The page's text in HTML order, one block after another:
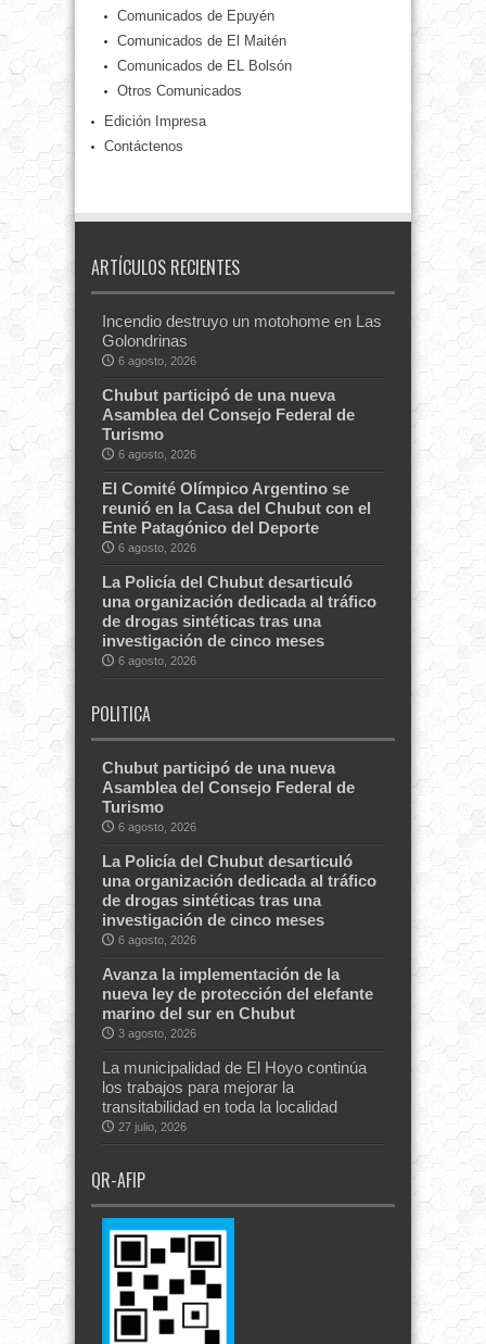
Comunicados de Epuyén
Comunicados de El Maitén
Comunicados de EL Bolsón
Otros Comunicados
Edición Impresa
Contáctenos
ARTÍCULOS RECIENTES
Incendio destruyo un motohome en Las
Golondrinas
6 agosto, 2026
Chubut participó de una nueva
Asamblea del Consejo Federal de
Turismo
6 agosto, 2026
El Comité Olímpico Argentino se
reunió en la Casa del Chubut con el
Ente Patagónico del Deporte
6 agosto, 2026
La Policía del Chubut desarticuló
una organización dedicada al tráfico
de drogas sintéticas tras una
investigación de cinco meses
6 agosto, 2026
POLITICA
Chubut participó de una nueva
Asamblea del Consejo Federal de
Turismo
6 agosto, 2026
La Policía del Chubut desarticuló
una organización dedicada al tráfico
de drogas sintéticas tras una
investigación de cinco meses
6 agosto, 2026
Avanza la implementación de la
nueva ley de protección del elefante
marino del sur en Chubut
3 agosto, 2026
La municipalidad de El Hoyo continúa
los trabajos para mejorar la
transitabilidad en toda la localidad
27 julio, 2026
QR-AFIP